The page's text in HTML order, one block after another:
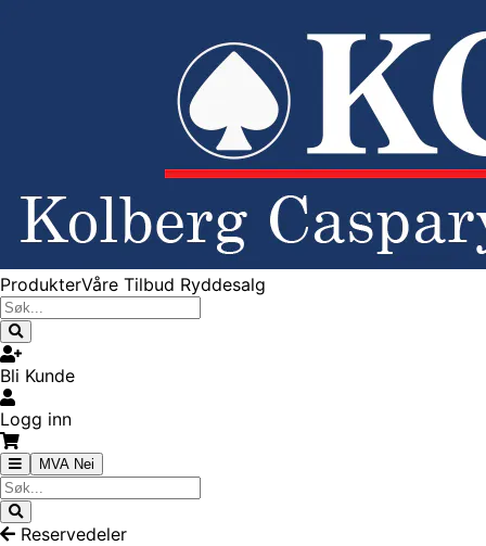
ProdukterVåre Tilbud Ryddesalg
Bli Kunde
Logg inn
MVA Nei
Reservedeler